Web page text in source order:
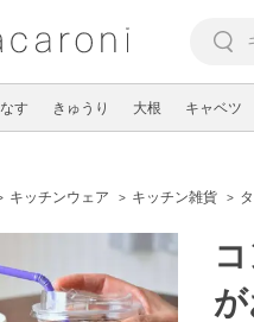
なす きゅうり 大根 キャベツ
キッチンウェア キッチン雑貨